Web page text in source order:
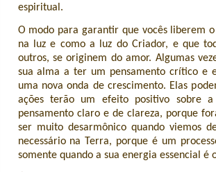
espiritual.
O modo para garantir que vocês liberem
na luz e como a luz do Criador, e que
outros, se originem do amor. Algumas
sua alma a ter um pensamento crítico e
uma nova onda de crescimento. Elas
ações terão um efeito positivo sobre
pensamento claro e de clareza, porque
ser muito desarmônico quando viemos
necessário na Terra, porque é um
somente quando a sua energia essencial